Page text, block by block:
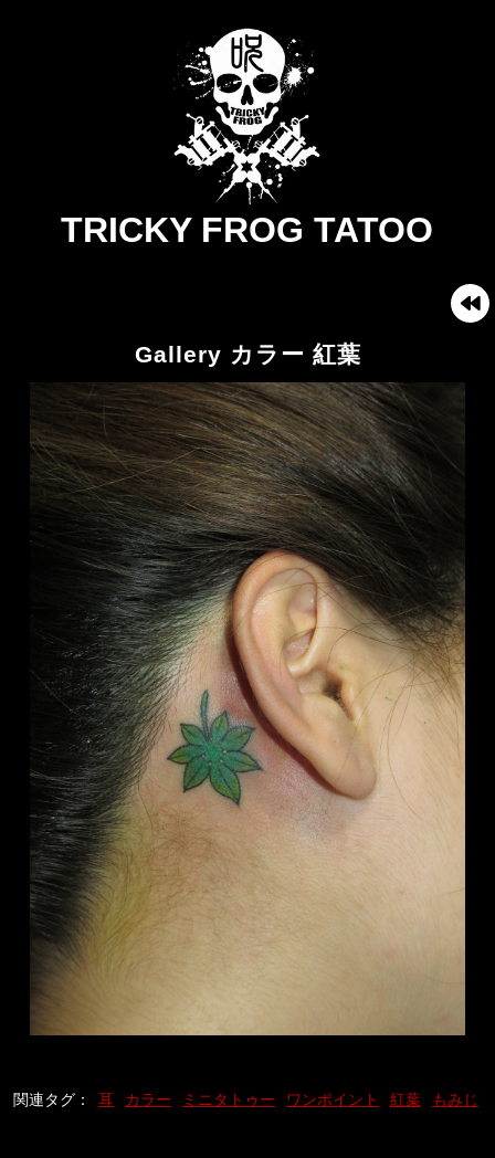
TRICKY FROG TATOO
Gallery カラー 紅葉
関連タグ： 耳 カラー ミニタトゥー ワンポイント 紅葉 もみじ